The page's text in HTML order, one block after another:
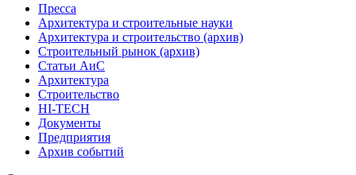
Пресса
Архитектура и строительные науки
Архитектура и строительство (архив)
Строительный рынок (архив)
Статьи АиС
Архитектура
Строительство
HI-TECH
Документы
Предприятия
Архив событий